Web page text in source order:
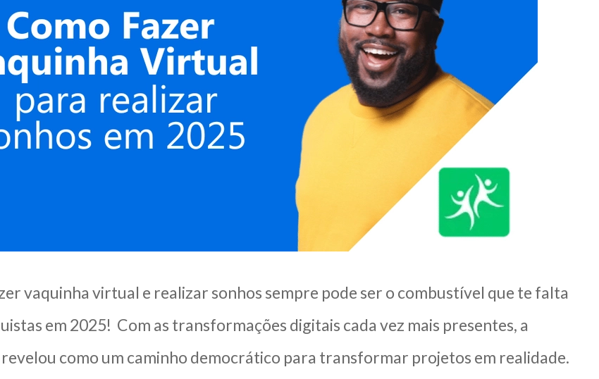
vaquinha virtual e realizar sonhos sempre pode ser o combustível que te falta
em 2025! Com as transformações digitais cada vez mais presentes, a
como um caminho democrático para transformar projetos em realidade.